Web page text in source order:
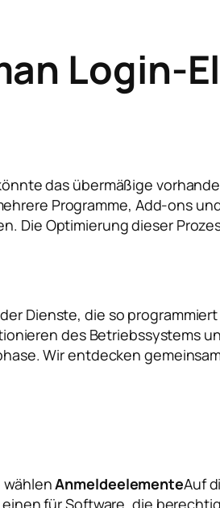
Login-
das übermäßige
Programme, Add-ons
Die Optimierung dieser
Dienste, die so
des Betriebssystems
Wir entdecken
wählenAnmeldeelementeAuf
für Software, die